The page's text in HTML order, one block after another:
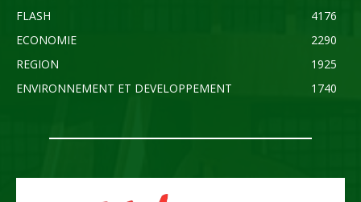
FLASH
4176
ECONOMIE
2290
REGION
1925
ENVIRONNEMENT ET DEVELOPPEMENT
1740